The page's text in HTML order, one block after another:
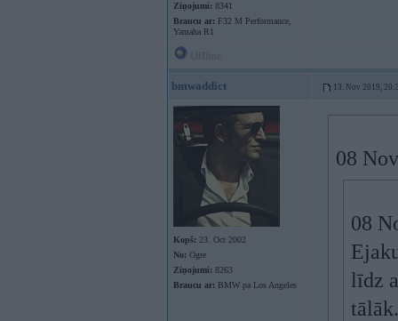
Ziņojumi: 8341
Braucu ar: F32 M Performance,
Yamaha R1
bmwaddict 13. Nov 2019,
Kopš: 23. Oct 2002
No: Ogre
Ziņojumi: 8263
Braucu ar: BMW pa Los Angeles
08
08
līdz
tālāk.